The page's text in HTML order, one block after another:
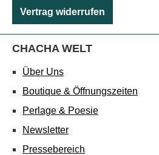
Vertrag widerrufen
CHACHA WELT
Über Uns
Boutique & Öffnungszeiten
Perlage & Poesie
Newsletter
Pressebereich